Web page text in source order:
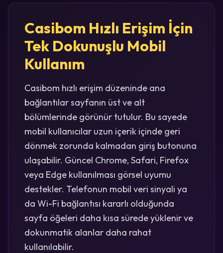
Casibom Hızlı Erişim İçin
Tek Dokunuşlu Mobil
Kullanım
Casibom hızlı erişim düzeninde ana
bağlantılar sayfanın üst ve alt
bölümlerinde görünür tutulur. Bu sayede
mobil kullanıcılar uzun içerik içinde geri
dönmek zorunda kalmadan giriş butonuna
ulaşabilir. Güncel Chrome, Safari, Firefox
veya Edge kullanılması görsel uyumu
destekler. Telefonun mobil veri sinyali ya
da Wi-Fi bağlantısı kararlı olduğunda
sayfa öğeleri daha kısa sürede yüklenir ve
dokunmatik alanlar daha rahat
kullanılabilir.